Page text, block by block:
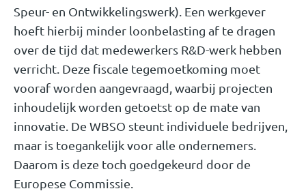
Speur- en Ontwikkelingswerk). Een werkgever
hoeft hierbij minder loonbelasting af te dragen
over de tijd dat medewerkers R&D-werk hebben
verricht. Deze fiscale tegemoetkoming moet
vooraf worden aangevraagd, waarbij projecten
inhoudelijk worden getoetst op de mate van
innovatie. De WBSO steunt individuele bedrijven,
maar is toegankelijk voor alle ondernemers.
Daarom is deze toch goedgekeurd door de
Europese Commissie.